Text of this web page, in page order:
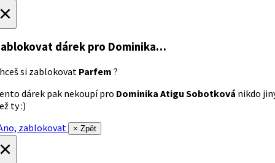
dárek pro Dominika…
si zablokovat Parfem ?
dárek pak nekoupí pro Dominika Atigu Sobotková nikdo
ty :)
zablokovat
× Zpět